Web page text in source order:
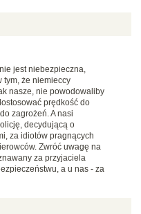
jest niebezpieczna,
tym, że niemieccy
nasze, nie powodowaliby
prędkość do
zagrożeń. A nasi
decydującą o
za idiotów pragnących
Zwróć uwagę na
za przyjaciela
a u nas - za